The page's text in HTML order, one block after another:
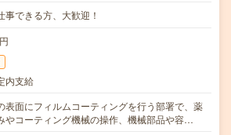
事できる方、大歓迎！
内支給
表面にフィルムコーティングを行う部署で、薬
やコーティング機械の操作、機械部品や容…